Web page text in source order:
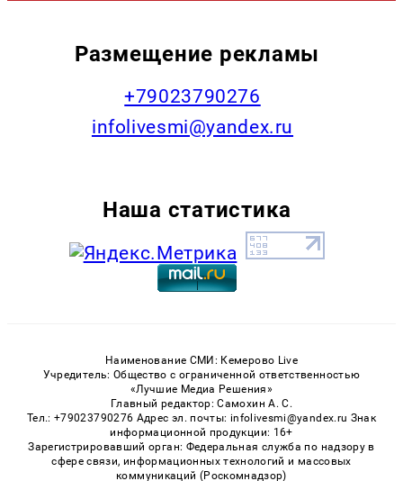
Размещение рекламы
+79023790276
infolivesmi@yandex.ru
Наша статистика
Наименование СМИ: Кемерово Live
Учредитель: Общество с ограниченной ответственностью
«Лучшие Медиа Решения»
Главный редактор: Самохин А. С.
Тел.: +79023790276 Адрес эл. почты: infolivesmi@yandex.ru Знак
информационной продукции: 16+
Зарегистрировавший орган: Федеральная служба по надзору в
сфере связи, информационных технологий и массовых
коммуникаций (Роскомнадзор)